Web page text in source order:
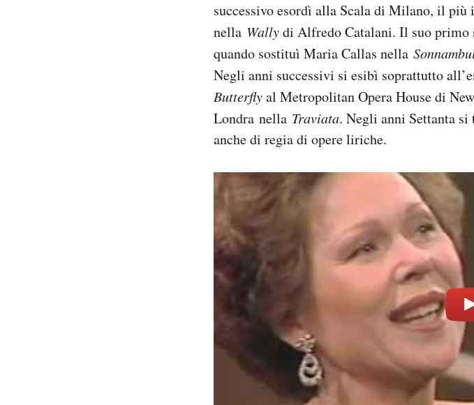
successivo esordì alla Scala di Milano, il più
nella Wallydi Alfredo Catalani. Il suo primo
quando sostituì Maria Callas nella
Negli anni successivi si esibì soprattutto
Butterflyal Metropolitan Opera House di
Londra nella Traviata. Negli anni Settanta
anche di regia di opere liriche.